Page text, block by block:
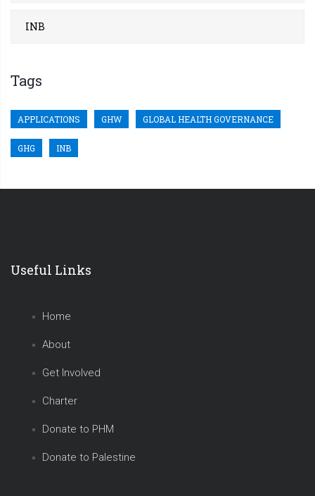
INB
Tags
APPLICATIONS GHW GLOBAL HEALTH GOVERNANCE
GHG INB
Useful Links
Home
About
Get Involved
Charter
Donate to PHM
Donate to Palestine